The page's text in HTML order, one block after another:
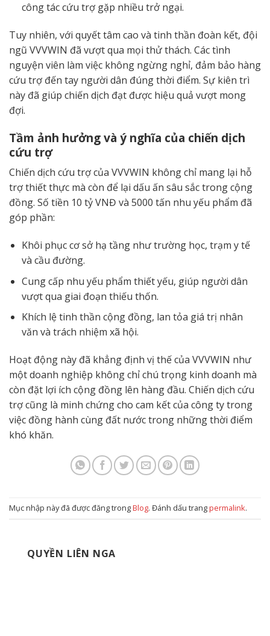
công tác cứu trợ gặp nhiều trở ngại.
Tuy nhiên, với quyết tâm cao và tinh thần đoàn kết, đội
ngũ VVVWIN đã vượt qua mọi thử thách. Các tình
nguyện viên làm việc không ngừng nghỉ, đảm bảo hàng
cứu trợ đến tay người dân đúng thời điểm. Sự kiên trì
này đã giúp chiến dịch đạt được hiệu quả vượt mong
đợi.
Tầm ảnh hưởng và ý nghĩa của chiến dịch
cứu trợ
Chiến dịch cứu trợ của VVVWIN không chỉ mang lại hỗ
trợ thiết thực mà còn để lại dấu ấn sâu sắc trong cộng
đồng. Số tiền 10 tỷ VNĐ và 5000 tấn nhu yếu phẩm đã
góp phần:
Khôi phục cơ sở hạ tầng như trường học, trạm y tế
và cầu đường.
Cung cấp nhu yếu phẩm thiết yếu, giúp người dân
vượt qua giai đoạn thiếu thốn.
Khích lệ tinh thần cộng đồng, lan tỏa giá trị nhân
văn và trách nhiệm xã hội.
Hoạt động này đã khẳng định vị thế của VVVWIN như
một doanh nghiệp không chỉ chú trọng kinh doanh mà
còn đặt lợi ích cộng đồng lên hàng đầu. Chiến dịch cứu
trợ cũng là minh chứng cho cam kết của công ty trong
việc đồng hành cùng đất nước trong những thời điểm
khó khăn.
Mục nhập này đã được đăng trongBlog. Đánh dấu trangpermalink.
QUYỀN LIÊN NGA